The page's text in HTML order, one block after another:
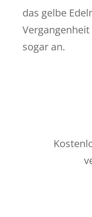
das gelbe
sogar an.